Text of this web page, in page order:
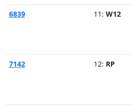
6839 11: W12
7142
12: RP